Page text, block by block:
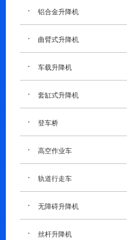
· 铝合金升降机
· 曲臂式升降机
· 车载升降机
· 套缸式升降机
· 登车桥
· 高空作业车
· 轨道行走车
· 无障碍升降机
· 丝杆升降机